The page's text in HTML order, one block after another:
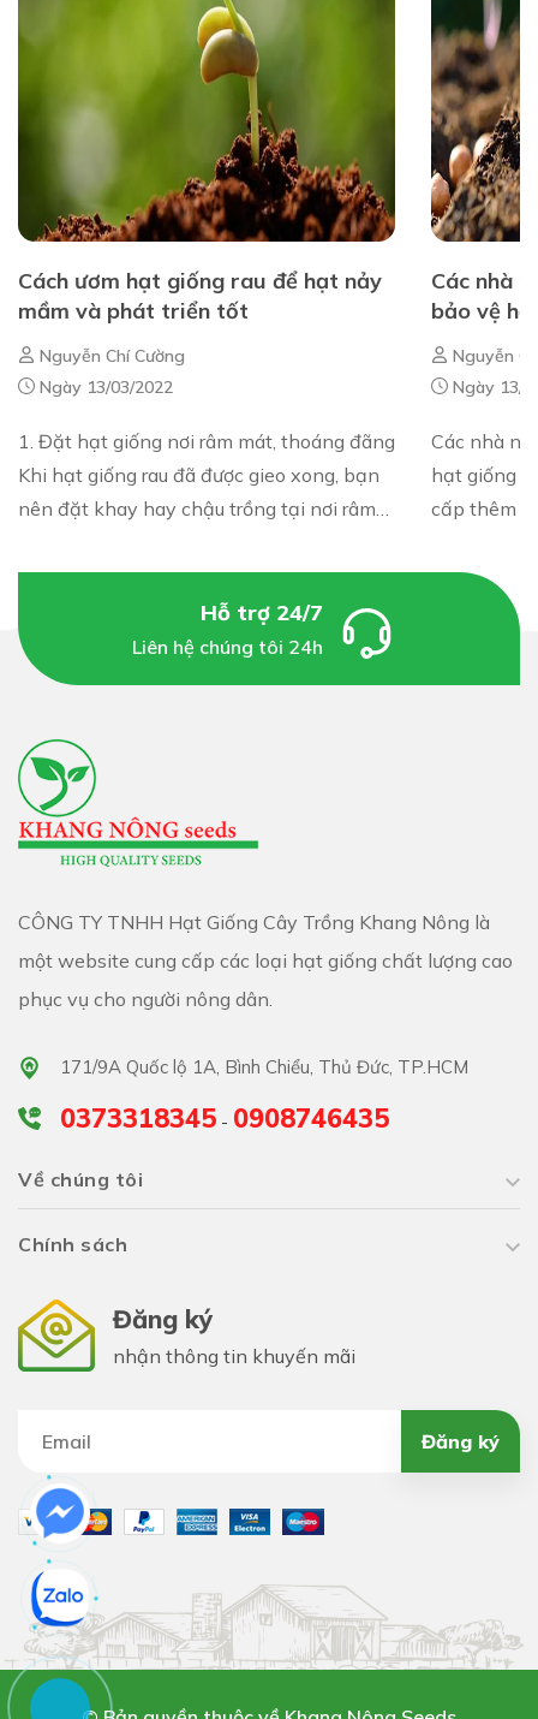
Cách ươm hạt giống rau để hạt nảy
mầm và phát triển tốt
Nguyễn Chí Cường
Ngày 13/03/2022
1. Đặt hạt giống nơi râm mát, thoáng đãng
Khi hạt giống rau đã được gieo xong, bạn
nên đặt khay hay chậu trồng tại nơi râm
chắn, tạo độ ẩm cần thi...
Các nhà
bảo vệ
nước và
cho giai
Nguyễn
Ngày 13/
Các nhà
hạt giống
cấp thêm
trên đất
Hỗ trợ 24/7
Liên hệ chúng tôi 24h
CÔNG TY TNHH Hạt Giống Cây Trồng Khang Nông là
một website cung cấp các loại hạt giống chất lượng cao
phục vụ cho người nông dân.
171/9A Quốc lộ 1A, Bình Chiểu, Thủ Đức, TP.HCM
0373318345 - 0908746435
Về chúng tôi
Chính sách
Đăng ký
nhận thông tin khuyến mãi
Đăng ký